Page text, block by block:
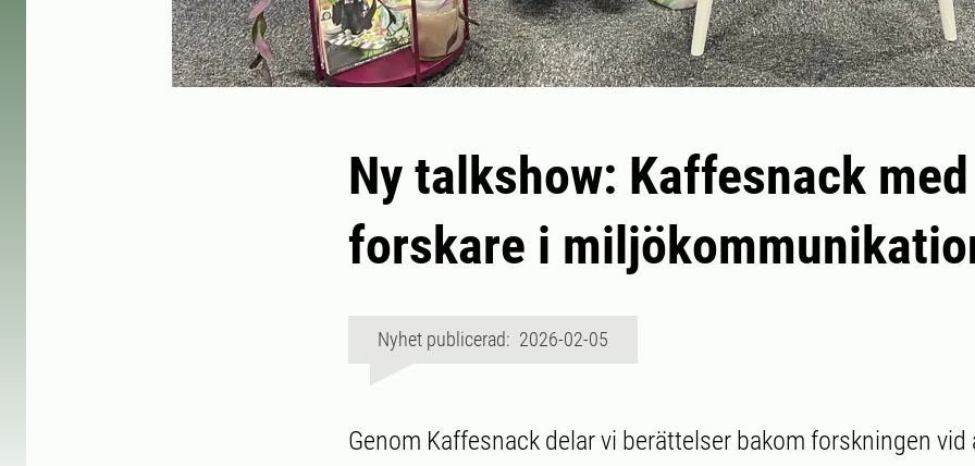
Ny talkshow: Kaffesnack med
forskare i
Nyhet publicerad: 2026-02-05
Genom Kaffesnack delar vi berättelser bakom forskningen vid